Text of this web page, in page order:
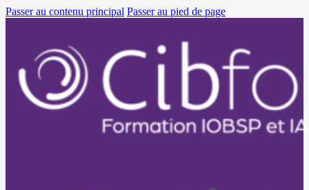
Passer au contenu principal Passer au pied de page